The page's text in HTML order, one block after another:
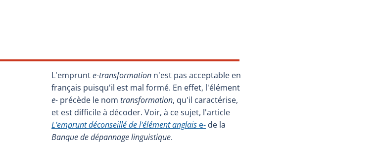
L'emprunte-transformation n'est pas acceptable en
français puisqu'il est mal formé. En effet, l'élément
e- précède le nom transformation, qu'il caractérise,
et est difficile à décoder. Voir, à ce sujet, l'article
L'emprunt déconseillé de l'élément anglais e- de la
Banque de dépannage linguistique.